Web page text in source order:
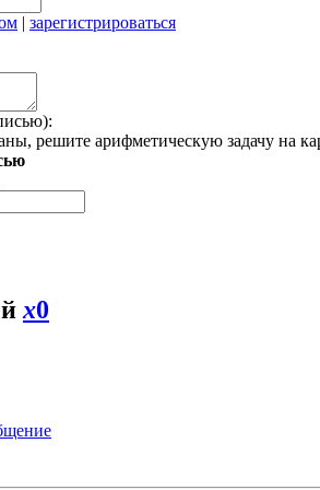
| зарегистрироваться
решите арифметическую задачу на
x0